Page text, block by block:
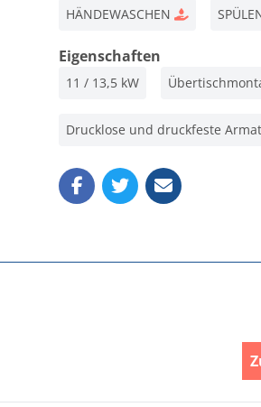
HÄNDEWASCHEN
Eigenschaften
11 / 13,5 kW
Drucklose und druckfeste